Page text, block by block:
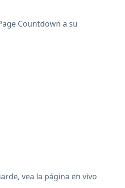
Countdown a su
vea la página en vivo